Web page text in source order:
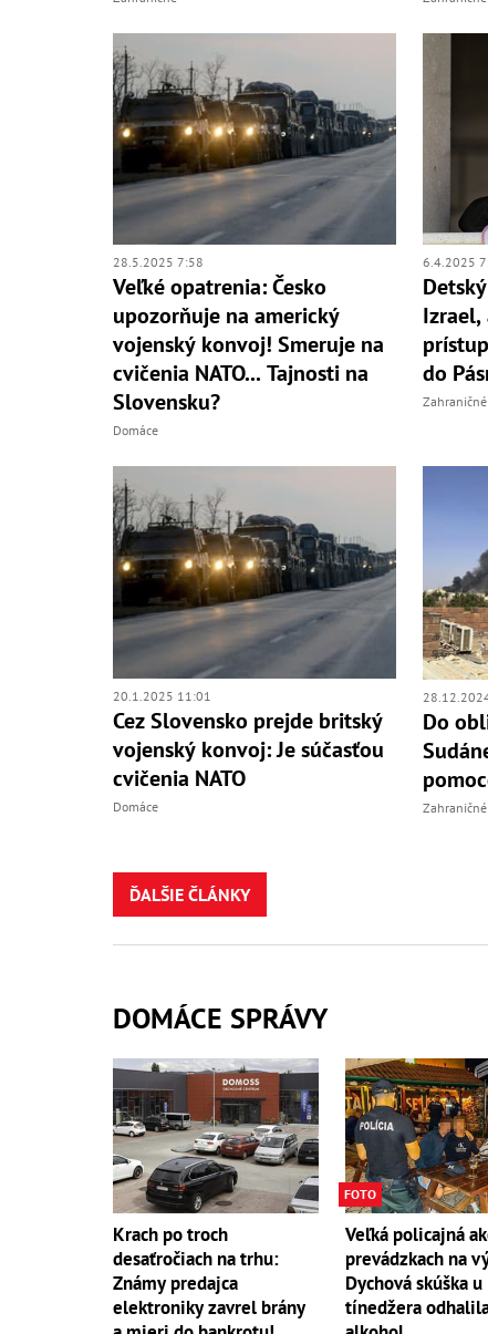
28.5.2025 7:58
Veľké opatrenia: Česko
upozorňuje na americký
vojenský konvoj! Smeruje na
cvičenia NATO... Tajnosti na
Slovensku?
Domáce
6.4.2025
do
Zahraničné
20.1.2025 11:01
Cez Slovensko prejde britský
vojenský konvoj: Je súčasťou
cvičenia NATO
Domáce
Do
Zahraničné
ĎALŠIE ČLÁNKY
DOMÁCE SPRÁVY
Krach po troch
desaťročiach na trhu:
Známy predajca
elektroniky zavrel brány
FOTO
Veľká policajná
prevádzkach na
Dychová skúška u
tínedžera